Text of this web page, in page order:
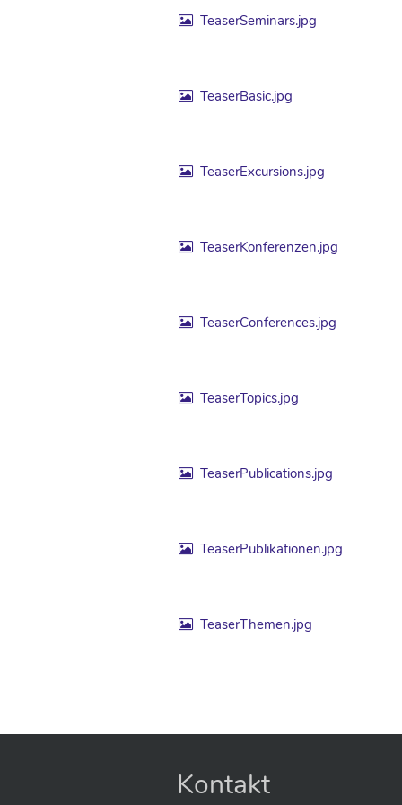
TeaserSeminars.jpg
TeaserBasic.jpg
TeaserExcursions.jpg
TeaserKonferenzen.jpg
TeaserConferences.jpg
TeaserTopics.jpg
TeaserPublications.jpg
TeaserPublikationen.jpg
TeaserThemen.jpg
Kontakt